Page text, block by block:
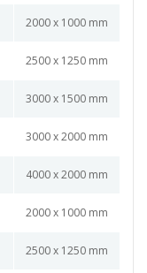
2000 x 1000 mm
2500 x 1250 mm
3000 x 1500 mm
3000 x 2000 mm
4000 x 2000 mm
2000 x 1000 mm
2500 x 1250 mm